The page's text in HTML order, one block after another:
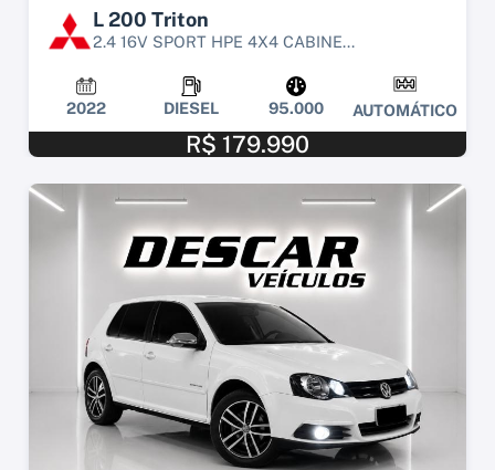
L 200 Triton
2.4 16V SPORT HPE 4X4 CABINE...
2022 DIESEL 95.000 AUTOMÁTICO
R$ 179.990